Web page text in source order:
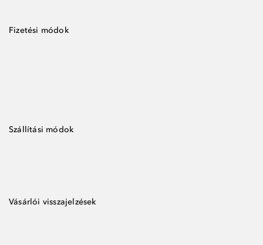
Fizetési módok
Szállítási módok
Vásárlói visszajelzések